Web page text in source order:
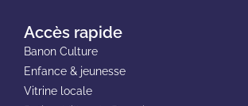
Accès rapide
Banon Culture
Enfance & jeunesse
Vitrine locale